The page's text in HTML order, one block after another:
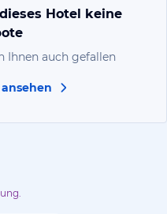
Hotel keine
Ihnen auch gefallen